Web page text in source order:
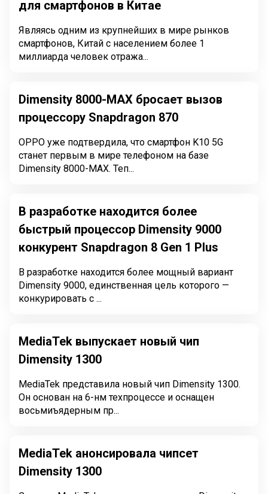
для смартфонов в Китае
Являясь одним из крупнейших в мире рынков
смартфонов, Китай с населением более 1
миллиарда человек отража...
Dimensity 8000-MAX бросает вызов
процессору Snapdragon 870
OPPO уже подтвердила, что смартфон K10 5G
станет первым в мире телефоном на базе
Dimensity 8000-MAX. Теп...
В разработке находится более
быстрый процессор Dimensity 9000
конкурент Snapdragon 8 Gen 1 Plus
В разработке находится более мощный вариант
Dimensity 9000, единственная цель которого —
конкурировать с ...
MediaTek выпускает новый чип
Dimensity 1300
MediaTek представила новый чип Dimensity 1300.
Он основан на 6-нм техпроцессе и оснащен
восьмиъядерным пр...
MediaTek анонсировала чипсет
Dimensity 1300